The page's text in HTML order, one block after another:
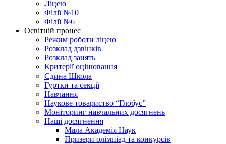
Ліцею
Філії №10
Філії №6
Освітній процес
Режим роботи ліцею
Розклад дзвінків
Розклад занять
Критерії оцінювання
Єдина Школа
Гуртки та секції
Навчання
Наукове товариство “Глобус”
Моніторинг навчальних досягнень
Наші досягнення
Мала Академія Наук
Призери олімпіад та конкурсів